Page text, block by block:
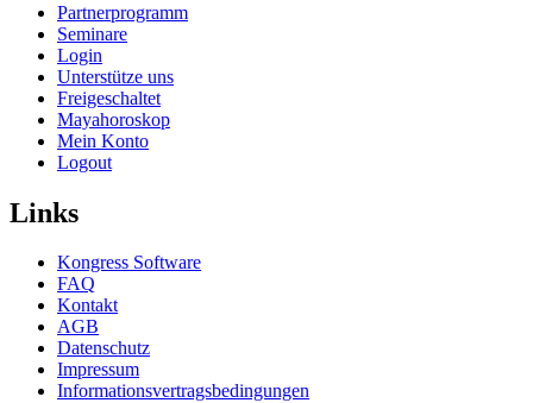
Partnerprogramm
Seminare
Login
Unterstütze uns
Freigeschaltet
Mayahoroskop
Mein Konto
Logout
Links
Kongress Software
FAQ
Kontakt
AGB
Datenschutz
Impressum
Informationsvertragsbedingungen